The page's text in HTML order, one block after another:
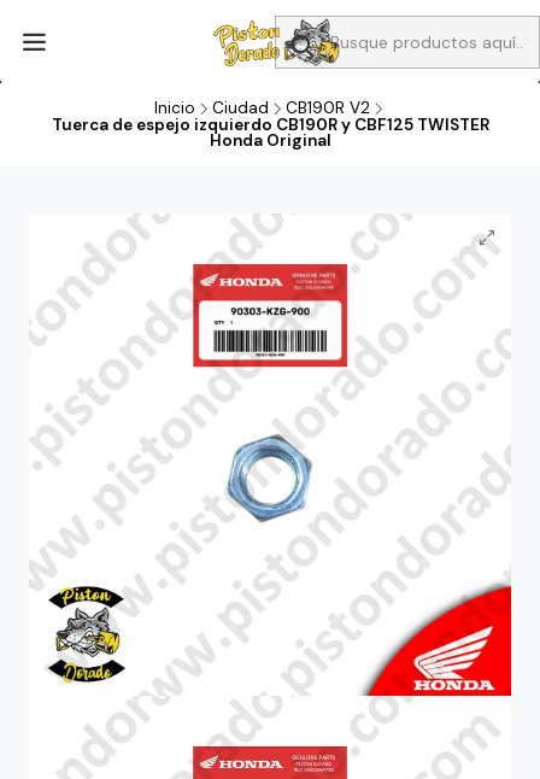
Aprovecha Compra 1 Aceites Full sintético o 1 Aceite semi
sintetico y el filtro de aire verde para la CB190R o CBF160M a 13
Inicio Ciudad
CB190R V2
Tuerca de espejo izquierdo CB190R y CBF125 TWISTER
Honda Original